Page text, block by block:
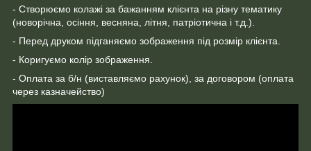
- Створюємо колажі за бажанням клієнта на різну тематику
(новорічна, осіння, весняна, літня, патріотична і т.д.).
- Перед друком підганяємо зображення під розмір клієнта.
- Коригуємо колір зображення.
- Оплата за б/н (виставляємо рахунок), за договором (оплата
через казначейство)